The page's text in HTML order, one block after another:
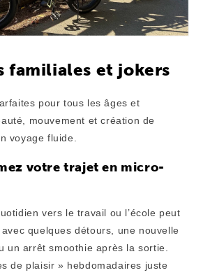
familiales et jokers
pour tous les âges et
mouvement et création de
voyage fluide.
votre trajet en micro-
vers le travail ou l’école peut
quelques détours, une nouvelle
un arrêt smoothie après la sortie.
de plaisir » hebdomadaires juste